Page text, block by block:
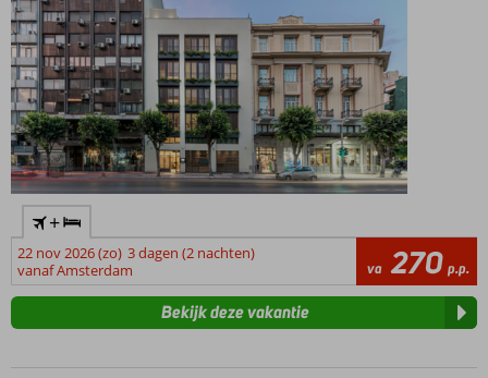
+
22 nov 2026 (zo) 3 dagen (2 nachten)
vanaf Amsterdam
va 270 p.p.
Bekijk deze vakantie